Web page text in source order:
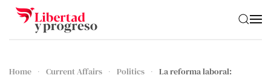
Skip to main content
Home Current Affairs Politics
La reforma laboral: